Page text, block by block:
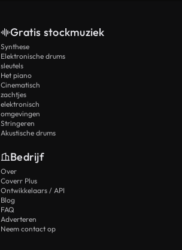
Gratis stockmuziek
Synthese
Elektronische drums
sleutels
Het piano
Cinematisch
zachtjes
elektronisch
omgevingen
Stringeren
Akustische drums
Bedrijf
Over
Coverr Plus
Ontwikkelaars / API
Blog
FAQ
Adverteren
Neem contact op